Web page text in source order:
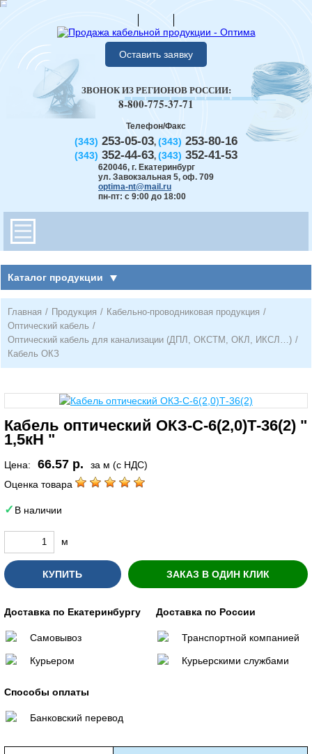
Оставить заявку
Телефон/Факс
(343) 253-05-03, (343) 253-80-16
(343) 352-44-63, (343) 352-41-53
620046, г. Екатеринбург
ул. Завокзальная 5, оф. 709
optima-nt@mail.ru
пн-пт: с 9:00 до 18:00
ЗВОНОК ИЗ РЕГИОНОВ РОССИИ:
8-800-775-37-71
Каталог продукции
Главная / Продукция / Кабельно-проводниковая продукция /
Оптический кабель /
Оптический кабель для канализации (ДПЛ, ОКСТМ, ОКЛ, ИКСЛ…) /
Кабель ОКЗ
Кабель оптический ОКЗ-С-6(2,0)Т-36(2) "
1,5кН "
Цена: 66.57 р.
за м (с НДС)
Оценка товара
В наличии
м
КУПИТЬ ЗАКАЗ В ОДИН КЛИК
Доставка по Екатеринбургу
Самовывоз
Курьером
Доставка по России
Транспортной компанией
Курьерскими службами
Способы оплаты
Банковский перевод